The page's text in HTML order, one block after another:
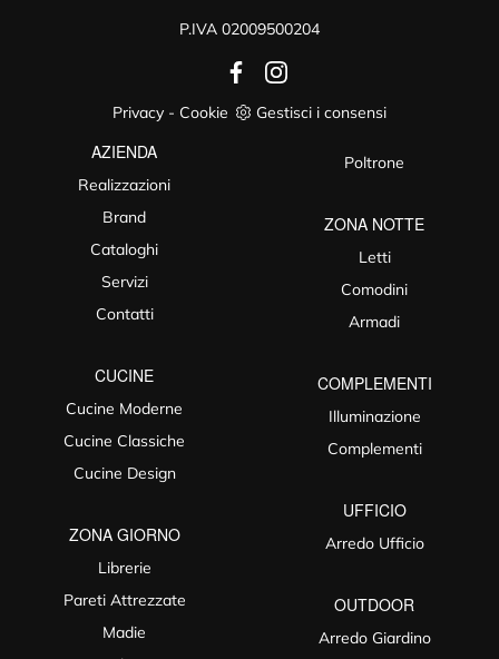
P.IVA 02009500204
Privacy - Cookie Gestisci i consensi
AZIENDA
Realizzazioni
Brand
Cataloghi
Servizi
Contatti
CUCINE
Cucine Moderne
Cucine Classiche
Cucine Design
ZONA GIORNO
Librerie
Pareti Attrezzate
Madie
Poltrone
ZONA NOTTE
Letti
Comodini
Armadi
COMPLEMENTI
Illuminazione
Complementi
UFFICIO
Arredo Ufficio
OUTDOOR
Arredo Giardino